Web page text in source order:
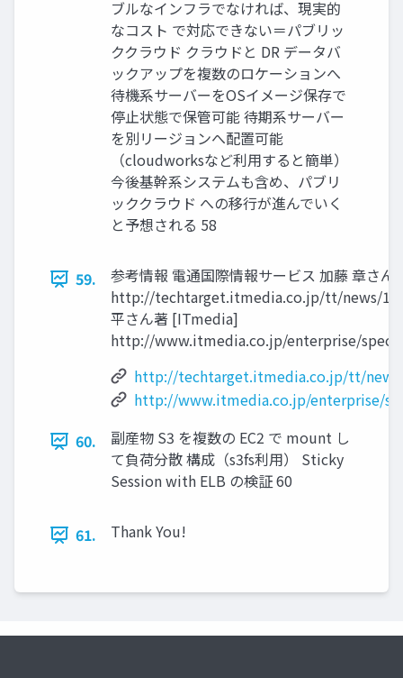
ブルなインフラでなければ、現実的
なコスト で対応できない＝パブリッ
ククラウド クラウドと DR データバ
ックアップを複数のロケーションへ
待機系サーバーをOSイメージ保存で
停止状態で保管可能 待期系サーバー
を別リージョンへ配置可能
（cloudworksなど利用すると簡単）
今後基幹系システムも含め、パブリ
ッククラウド への移行が進んでいく
と予想される 58
59.
参考情報 電通国際情報サービス 加藤 章さ
http://techtarget.itmedia.co.jp/tt/news/
平さん著 [ITmedia]
http://www.itmedia.co.jp/enterprise/
http://techtarget.itmedia.co.jp/tt/
http://www.itmedia.co.jp/enterprise/
60.
副産物 S3 を複数の EC2 で mount し
て負荷分散 構成（s3fs利用） Sticky
Session with ELB の検証 60
61. Thank You!